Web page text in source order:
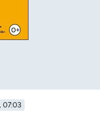
07:03